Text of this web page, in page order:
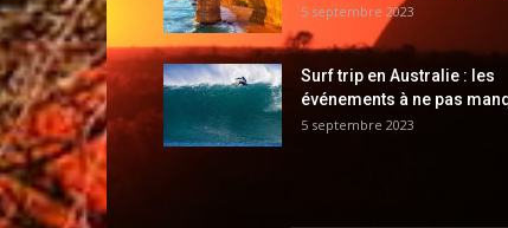
5 septembre 2023
Surf trip en Australie : les
événements à ne pas
5 septembre 2023